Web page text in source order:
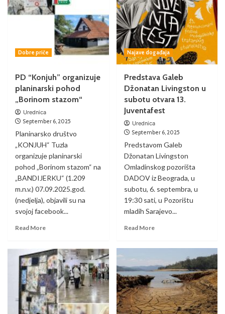
Dobre priče
PD “Konjuh” organizuje
planinarski pohod
„Borinom stazom“
Urednica
September 6, 2025
Planinarsko društvo
„KONJUH“ Tuzla
organizuje planinarski
pohod „Borinom stazom“ na
„BANDIJERKU“ (1.209
m.n.v.) 07.09.2025.god.
(nedjelja), objavili su na
svojoj facebook...
Read More
Najave događaja
Predstava Galeb
Džonatan Livingston u
subotu otvara 13.
Juventafest
Urednica
September 6, 2025
Predstavom Galeb
Džonatan Livingston
Omladinskog pozorišta
DADOV iz Beograda, u
subotu, 6. septembra, u
19:30 sati, u Pozorištu
mladih Sarajevo...
Read More